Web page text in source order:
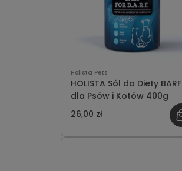
Holista Pets
HOLISTA Sól do Diety BARF
dla Psów i Kotów 400g
26,00 zł